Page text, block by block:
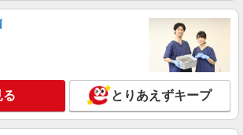
る とりあえずキープ